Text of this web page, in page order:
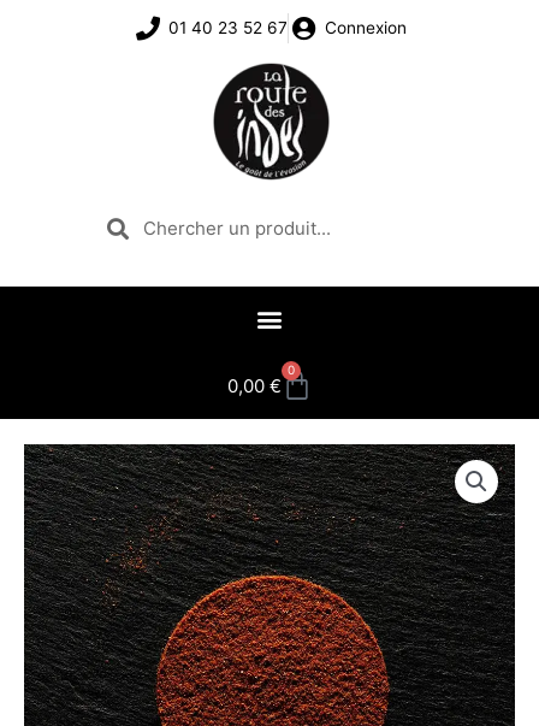
01 40 23 52 67 Connexion
RechercherRechercher
0,00 €
0
Panier
quantité
de
Piment
fort